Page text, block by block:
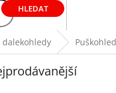
HLEDAT
dalekohledy